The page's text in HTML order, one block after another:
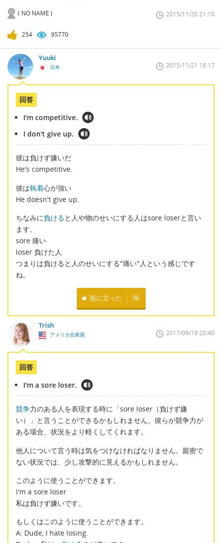
( NO NAME ) 2015/11/20 21:10
254 95770
Yuuki
日本 2015/11/21 18:17
回答
I'm competitive.
I don't give up.
彼は負けず嫌いだ
He's competitive.
彼は執着心が強い
He doesn't give up.
ちなみに負けると人や物のせいにする人はsore loserと言い
ます。
sore 痛い
loser 負けた人
つまりは負けると人のせいにする"痛い"人という感じです
ね。
役に立った 96
Trish
アメリカ合衆国 2017/06/19 20:40
回答
I'm a sore loser.
競争力のある人を表現する時に「sore loser（負けず嫌
い）」と言うことができるかもしれません。彼らが競争力が
ある場合、状況をより軽くしてくれます。
他人について言う時は気をつけなければなりません。親密で
ない状況では、少し攻撃的に見えるかもしれません。
このように使うことができます。
I'm a sore loser
私は負けず嫌いです。
もしくはこのように使うことができます。
A: Dude, I hate losing.